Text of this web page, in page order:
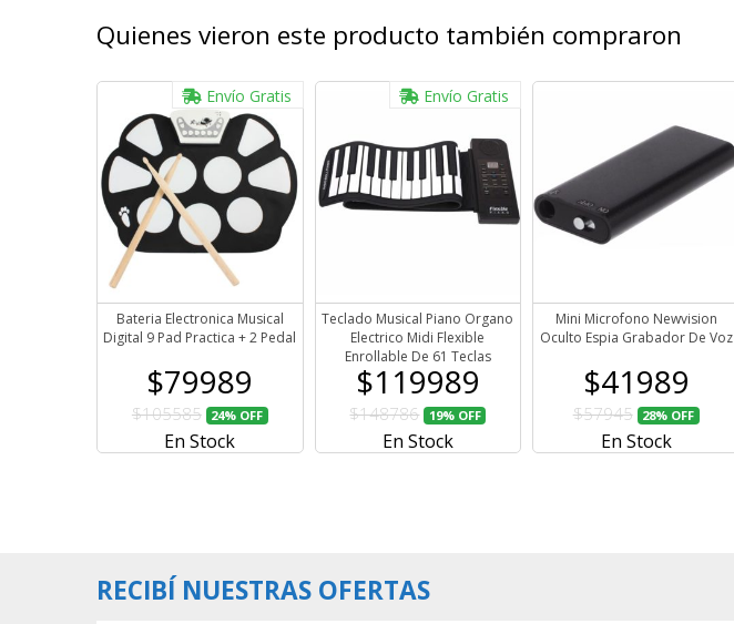
Quienes vieron este producto también compraron
Bateria Electronica Musical
Digital 9 Pad Practica + 2 Pedal
Envío Gratis
$79989
$105585 24% OFF
En Stock
Teclado Musical Piano Organo
Electrico Midi Flexible
Enrollable De 61 Teclas
Envío Gratis
$119989
$148786 19% OFF
En Stock
Mini Microfono Newvision
Oculto Espia Grabador De Voz
$41989
$57945 28% OFF
En Stock
RECIBÍ NUESTRAS OFERTAS